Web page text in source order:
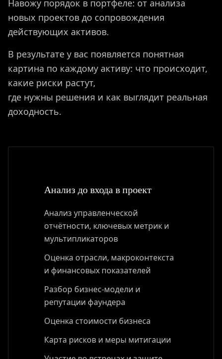
ПРИВИЛЕГИИ
ПАРТНЕРАМ
Навожу порядок в портфеле: от анализа
новых проектов до сопровождения
действующих активов.
В результате у вас появляется понятная
картина по каждому активу: что происходит,
какие риски растут,
где нужны решения и как выглядит реальная
доходность.
Анализ до входа в проект
Анализ управленческой
отчётности, ключевых метрик и
мультипликаторов
Оценка отрасли, макроконтекста
и финансовых показателей
Разбор бизнес-модели и
репутации фаундера
Оценка стоимости бизнеса
Карта рисков и меры митигации